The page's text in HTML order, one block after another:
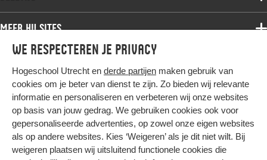
We respecteren je privacy
Hogeschool Utrecht en derde partijen maken gebruik van
cookies om je beter van dienst te zijn. Zo bieden wij relevante
informatie en personaliseren en verbeteren wij onze websites
op basis van jouw gedrag. We gebruiken cookies ook voor
gepersonaliseerde advertenties, op zowel onze eigen websites
als op andere websites. Kies ‘Weigeren’ als je dit niet wilt. Bij
weigeren plaatsen wij uitsluitend functionele cookies die
Werken bij de HU
Contact
Master
Studiekeuze voltijd
Associate degree
Bachelor
Master
Post-master
Studiekeuze deeltijd
Meer HU sites
HU International
HU Bibliotheek
HU Ontwikkelt
Duurzame HU
Intranet
Trajectum
Hier komt alles samen
Colofon